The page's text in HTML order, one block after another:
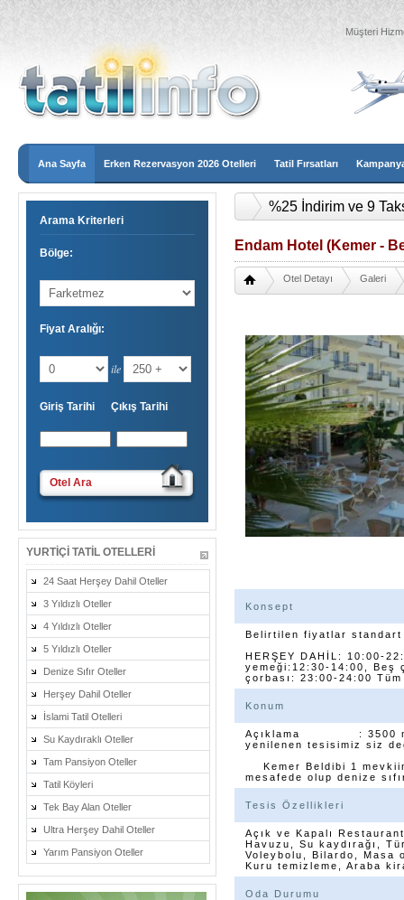
Müşteri
Ana Sayfa Erken Rezervasyon 2026 Otelleri Tatil Fırsatları
Arama Kriterleri
Bölge:
Fiyat Aralığı:
ile
Giriş Tarihi Çıkış Tarihi
Otel Ara
YURTIÇI TATIL OTELLERI
24 Saat Herşey Dahil Oteller
3 Yıldızlı Oteller
4 Yıldızlı Oteller
5 Yıldızlı Oteller
Denize Sıfır Oteller
Herşey Dahil Oteller
İslami Tatil Otelleri
Su Kaydıraklı Oteller
Tam Pansiyon Oteller
Tatil Köyleri
Tek Bay Alan Oteller
Ultra Herşey Dahil Oteller
Yarım Pansiyon Oteller
%25 İndirim ve 9
Endam Hotel (Kemer -
Otel Detayı Galeri
Konsept
Belirtilen fiyatlar standart
HERŞEY DAHİL: 10:00-
yemeği:12:30-14:00, Beş
çorbası: 23:00-24:00
Konum
Açıklama : 3500 m2
yenilenen tesisimiz siz
Kemer Beldibi 1
mesafede olup denize
Tesis Özellikleri
Açık ve Kapalı
Havuzu, Su kaydırağı,
Voleybolu, Bilardo, Masa
Kuru temizleme, Araba
Oda Durumu